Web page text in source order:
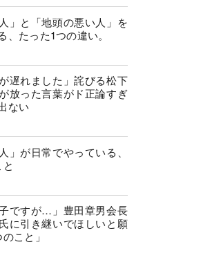
」と「地頭の悪い人」を
、たった1つの違い。
遅れました」詫びる松下
放った言葉がド正論すぎ
ない
」が日常でやっている、
子ですが…」豊田章男会長
に引き継いでほしいと願
こと」